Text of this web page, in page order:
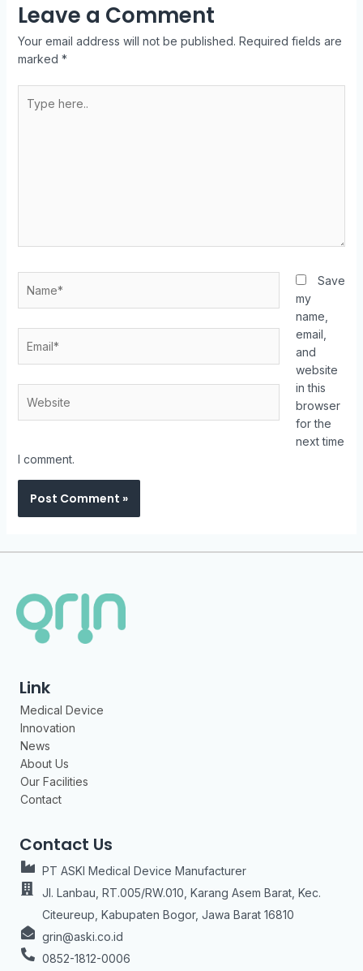
Leave a Comment
Your email address will not be published. Required fields are
marked *
Save
my
name,
email,
and
website
in this
browser
for the
next time
I comment.
Link
Medical Device
Innovation
News
About Us
Our Facilities
Contact
Contact Us
PT ASKI Medical Device Manufacturer
Jl. Lanbau, RT.005/RW.010, Karang Asem Barat, Kec.
Citeureup, Kabupaten Bogor, Jawa Barat 16810
grin@aski.co.id
0852-1812-0006